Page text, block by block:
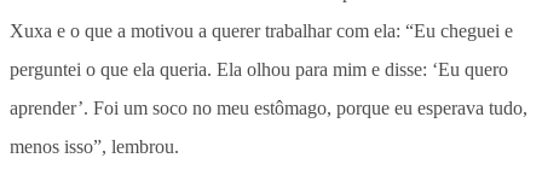
Xuxa e o que a motivou a querer trabalhar com ela: “Eu cheguei e
perguntei o que ela queria. Ela olhou para mim e disse: ‘Eu quero
aprender’. Foi um soco no meu estômago, porque eu esperava tudo,
menos isso”, lembrou.